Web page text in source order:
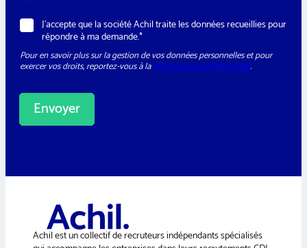
e
w
s
e
t
t
r
R
G
D
*
J’accepte que la société Achil traite les données recueillies pour
répondre à ma demande.*
Pour en savoir plus sur la gestion de vos données personnelles et pour
exercer vos droits, reportez-vous à lapolitique de confidentialité.
Envoyer
e
Achil est un collectif de recruteurs indépendants spécialisés